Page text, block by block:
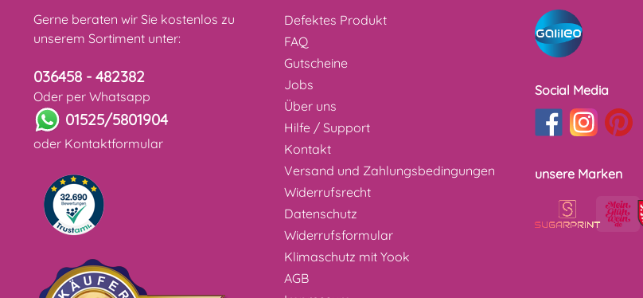
Gerne beraten wir Sie kostenlos zu
unserem Sortiment unter:
036458 - 482382
Oder per Whatsapp
01525/5801904
oder Kontaktformular
Defektes Produkt
FAQ
Gutscheine
Jobs
Über uns
Hilfe / Support
Kontakt
Versand und Zahlungsbedingungen
Widerrufsrecht
Datenschutz
Widerrufsformular
Klimaschutz mit Yook
AGB
Social Media
unsere Marken